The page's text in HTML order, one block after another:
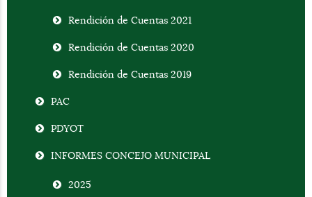
Rendición de Cuentas 2021
Rendición de Cuentas 2020
Rendición de Cuentas 2019
PAC
PDYOT
INFORMES CONCEJO MUNICIPAL
2025